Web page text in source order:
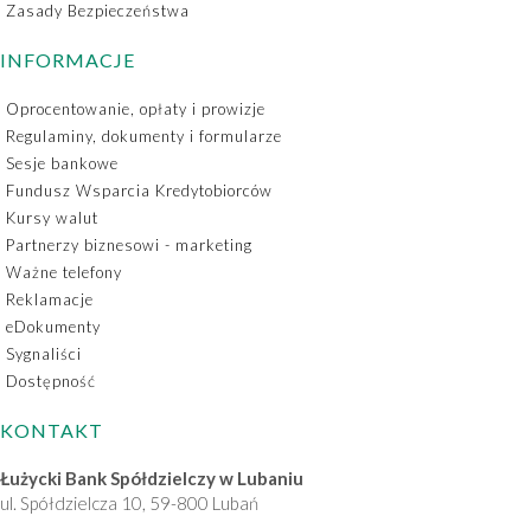
Zasady Bezpieczeństwa
INFORMACJE
Oprocentowanie, opłaty i prowizje
Regulaminy, dokumenty i formularze
Sesje bankowe
Fundusz Wsparcia Kredytobiorców
Kursy walut
Partnerzy biznesowi - marketing
Ważne telefony
Reklamacje
eDokumenty
Sygnaliści
Dostępność
KONTAKT
Łużycki Bank Spółdzielczy w Lubaniu
ul. Spółdzielcza 10, 59-800 Lubań